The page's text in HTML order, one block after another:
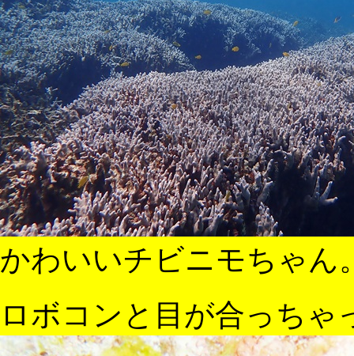
かわいいチビニモちゃん
ロボコンと目が合っちゃ